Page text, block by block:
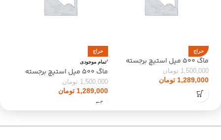
حراج
ماگ 500 میل استیچ برجسته
دخترانه 16991
1,500,000 تومان
1,289,000 تومان
حراج
اتمام موجودی
ماگ 500 میل استیچ برجسته
پسرانه 16992
1,500,000 تومان
1,289,000 تومان